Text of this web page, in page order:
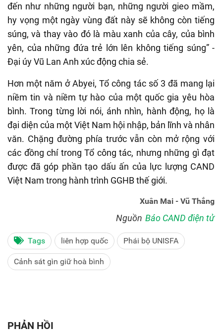
đến như những người bạn, những người gieo mầm,
hy vọng một ngày vùng đất này sẽ không còn tiếng
súng, và thay vào đó là màu xanh của cây, của bình
yên, của những đứa trẻ lớn lên không tiếng súng” -
Đại úy Vũ Lan Anh xúc động chia sẻ.
Hơn một năm ở Abyei, Tổ công tác số 3 đã mang lại
niềm tin và niềm tự hào của một quốc gia yêu hòa
bình. Trong từng lời nói, ánh nhìn, hành động, họ là
đại diện của một Việt Nam hội nhập, bản lĩnh và nhân
văn. Chặng đường phía trước vẫn còn mở rộng với
các đồng chí trong Tổ công tác, nhưng những gì đạt
được đã góp phần tạo dấu ấn của lực lượng CAND
Việt Nam trong hành trình GGHB thế giới.
Xuân Mai - Vũ Thắng
Nguồn Báo CAND điện tử
Tags liên hợp quốc Phái bộ UNISFA
Cảnh sát gìn giữ hoà bình
PHẢN HỒI